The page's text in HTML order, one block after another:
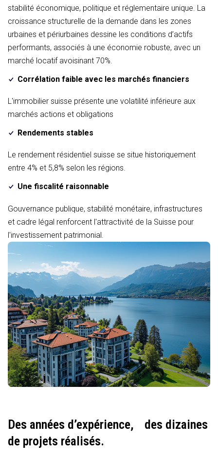
stabilité économique, politique et réglementaire unique. La
croissance structurelle de la demande dans les zones
urbaines et périurbaines dessine les conditions d’actifs
performants, associés à une économie robuste, avec un
marché locatif avoisinant 70%.
Corrélation faible avec les marchés financiers
L'immobilier suisse présente une volatilité inférieure aux
marchés actions et obligations
Rendements stables
Le rendement résidentiel suisse se situe historiquement
entre 4% et 5,8% selon les régions.
Une fiscalité raisonnable
Gouvernance publique, stabilité monétaire, infrastructures
et cadre légal renforcent l'attractivité de la Suisse pour
l'investissement patrimonial.
Des années d’expérience,
des dizaines
de projets réalisés.